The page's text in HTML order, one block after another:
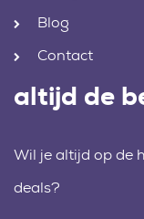
Blog
Contact
altijd de
Wil je altijd op de
deals?